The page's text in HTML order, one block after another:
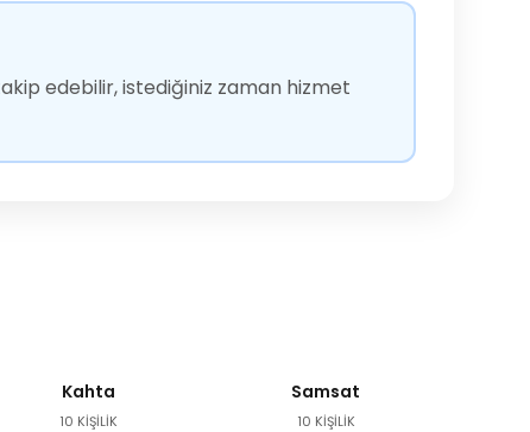
edebilir, istediğiniz zaman hizmet
Kahta
10 KİŞİLİK
Samsat
10 KİŞİLİK